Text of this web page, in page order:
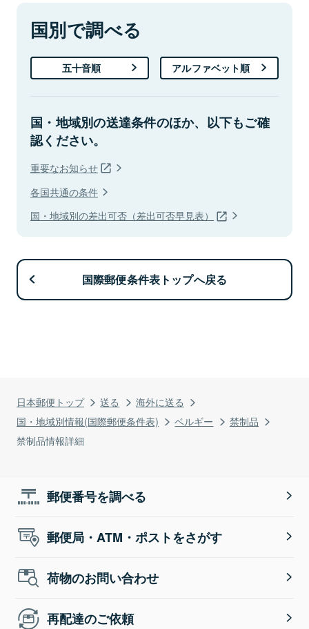
日本郵便トップ 送る
海外に送る
国・地域別情報(国際郵便条件表)
ベルギー
禁制品
禁制品情報詳細
国別で調べる
五十音順 アルファベット順
国・地域別の送達条件のほか、以下もご確
認ください。
重要なお知らせ
各国共通の条件
国・地域別の差出可否（差出可否早見表）
国際郵便条件表トップへ戻る
郵便番号を調べる
郵便局・ATM・ポストをさがす
荷物のお問い合わせ
再配達のご依頼